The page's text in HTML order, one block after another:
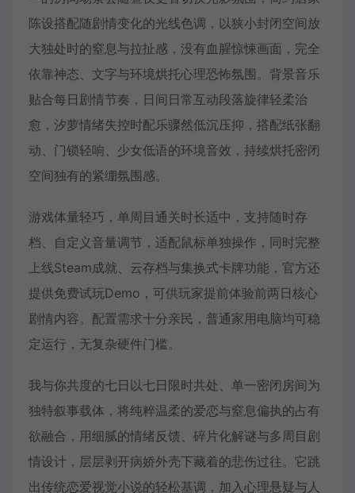
陈设搭配随剧情变化的光线色调，以狭小封闭空间放
大独处时的窒息与拉扯感，没有血腥惊悚画面，完全
依靠神态、文字与环境烘托心理恐怖氛围。背景音乐
贴合每日剧情节奏，日间日常互动段落旋律轻柔治
愈，汐萝情绪失控时配乐骤然低沉压抑，搭配纸张翻
动、门锁轻响、少女低语的环境音效，持续烘托密闭
空间独有的紧绷氛围感。
游戏体量轻巧，单周目通关时长适中，支持随时存
档、自定义音量调节，适配鼠标单独操作，同时完整
上线Steam成就、云存档与集换式卡牌功能，官方还
提供免费试玩Demo，可供玩家提前体验前两日核心
剧情内容。配置需求十分亲民，普通家用电脑均可稳
定运行，无复杂硬件门槛。
我与你共度的七日以七日限时共处、单一密闭房间为
独特叙事载体，将纯粹温柔的爱恋与窒息偏执的占有
欲融合，用细腻的情绪反馈、碎片化解谜与多周目剧
情设计，层层剥开病娇外壳下藏着的悲伤过往。它跳
出传统恋爱视觉小说的轻松基调，加入心理悬疑与人